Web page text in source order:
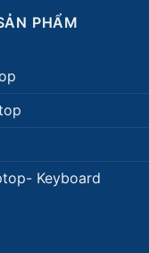
PHẨM
Keyboard